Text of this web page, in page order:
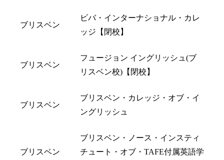
ブリスベン
ビバ・インターナショナル・カレ
ッジ【閉校】
ブリスベン
フュージョン イングリッシュ(ブ
リスベン校)【閉校】
ブリスベン
ブリスベン・カレッジ・オブ・イ
ングリッシュ
ブリスベン
ブリスベン・ノース・インスティ
チュート・オブ・TAFE付属英語学